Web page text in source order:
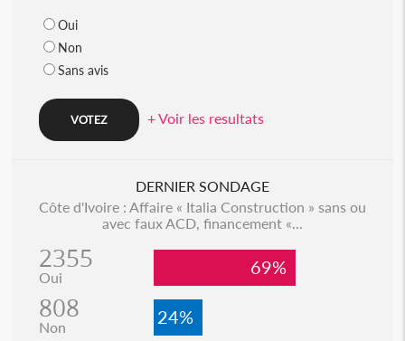
Oui
Non
Sans avis
+ Voir les resultats
DERNIER SONDAGE
Côte d'Ivoire : Affaire « Italia Construction » sans ou
avec faux ACD, financement «...
2355
Oui 69%
808
Non 24%